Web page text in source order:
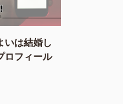
いは結婚し
ロフィール